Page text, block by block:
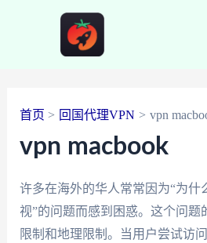
首页 回国代理VPN vpn
vpn macbook
许多在海外的华人常常因为“为什
视”的问题而感到困惑。这个问题
限制和地理限制。当用户尝试访